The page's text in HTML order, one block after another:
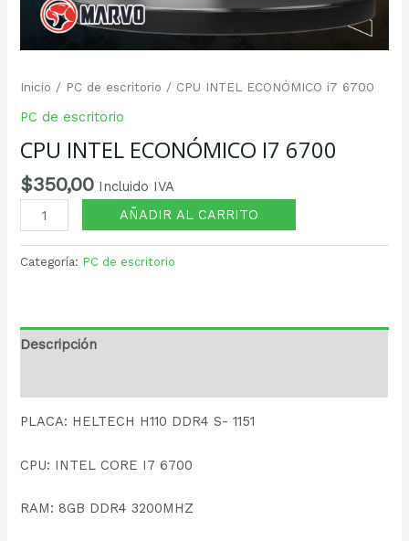
Inicio / PC de escritorio / CPU INTEL ECONÓMICO i7 6700
PC de escritorio
CPU INTEL ECONÓMICO I7 6700
$350,00 Incluido IVA
AÑADIR AL CARRITO
Categoría: PC de escritorio
Descripción
PLACA: HELTECH H110 DDR4 S- 1151
CPU: INTEL CORE I7 6700
RAM: 8GB DDR4 3200MHZ